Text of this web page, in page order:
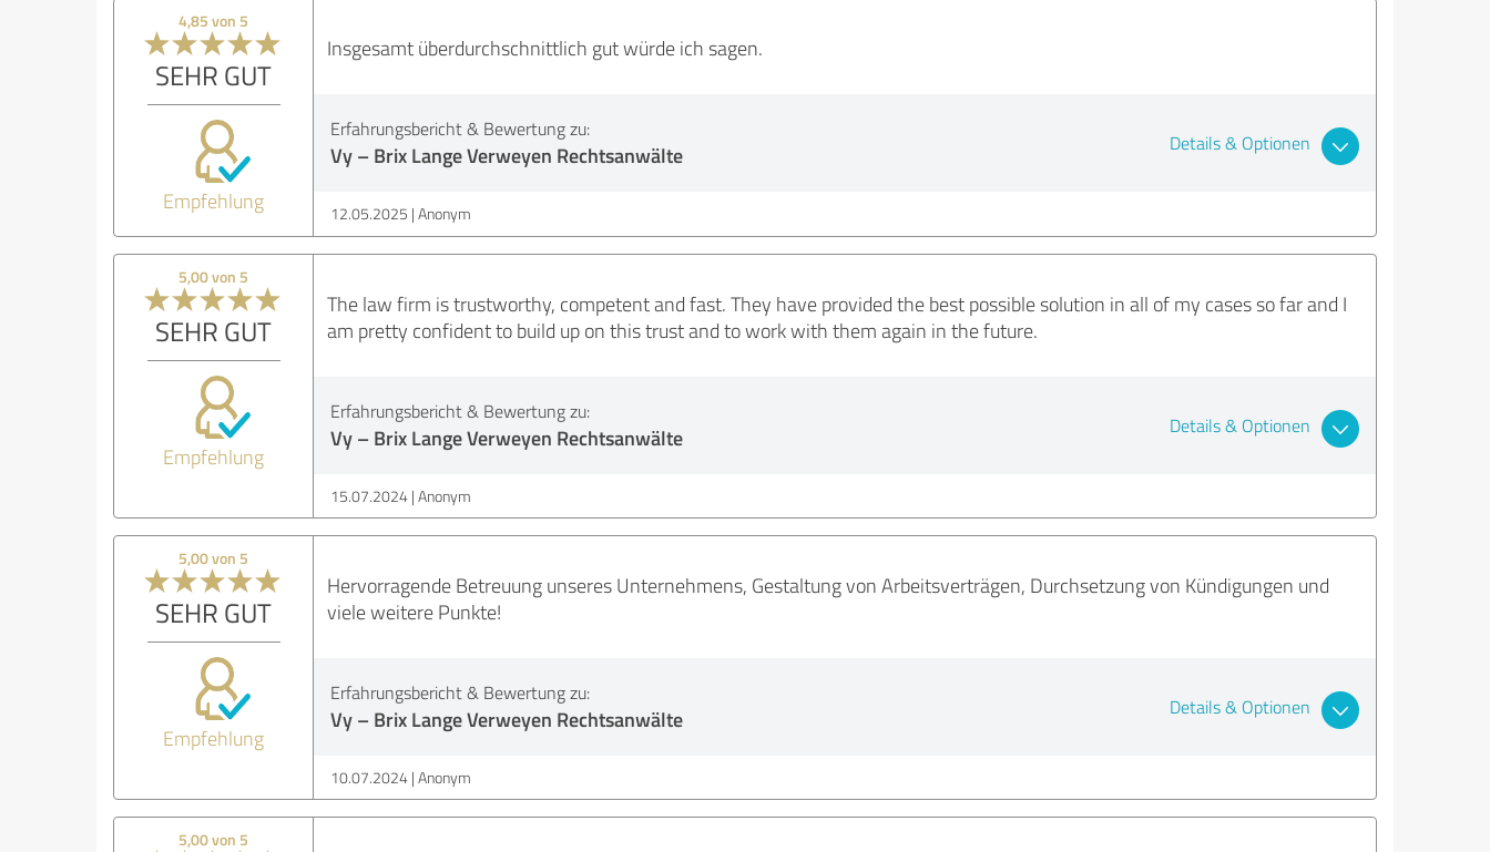
4,85 von 5
SEHR GUT
Empfehlung
Insgesamt überdurchschnittlich gut würde ich sagen.
Erfahrungsbericht & Bewertung zu:
Vy – Brix Lange Verweyen Rechtsanwälte Details & Optionen
12.05.2025 Anonym
5,00 von 5
SEHR GUT
Empfehlung
The law firm is trustworthy, competent and fast. They have provided the best possible solution in all of my cases so far and I
am pretty confident to build up on this trust and to work with them again in the future.
Erfahrungsbericht & Bewertung zu:
Vy – Brix Lange Verweyen Rechtsanwälte Details & Optionen
15.07.2024 Anonym
5,00 von 5
SEHR GUT
Empfehlung
Hervorragende Betreuung unseres Unternehmens, Gestaltung von Arbeitsverträgen, Durchsetzung von Kündigungen und
viele weitere Punkte!
Erfahrungsbericht & Bewertung zu:
Vy – Brix Lange Verweyen Rechtsanwälte Details & Optionen
10.07.2024 Anonym
5,00 von 5